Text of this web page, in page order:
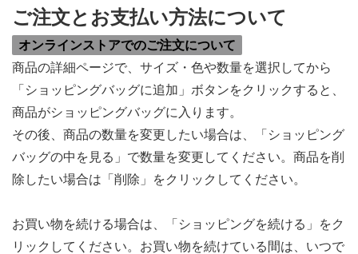
ご注文とお支払い方法について
オンラインストアでのご注文について
商品の詳細ページで、サイズ・色や数量を選択してから
「ショッピングバッグに追加」ボタンをクリックすると、
商品がショッピングバッグに入ります。
その後、商品の数量を変更したい場合は、「ショッピング
バッグの中を見る」で数量を変更してください。商品を削
除したい場合は「削除」をクリックしてください。
お買い物を続ける場合は、「ショッピングを続ける」をク
リックしてください。お買い物を続けている間は、いつで